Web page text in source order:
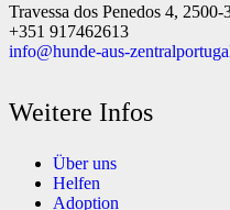
Travessa dos Penedos 4,
+351 917462613
info@hunde-aus-
Weitere Infos
Über uns
Helfen
Adoption